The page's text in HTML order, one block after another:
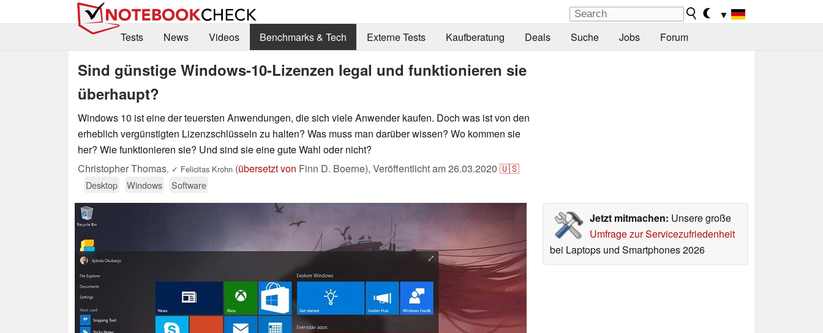
▼
Tests
News Videos Benchmarks & Tech Externe Tests Kaufberatung Deals Suche Jobs Forum
Sind günstige Windows-10-Lizenzen legal und funktionieren sie
überhaupt?
Windows 10 ist eine der teuersten Anwendungen, die sich viele Anwender kaufen. Doch was ist von den
erheblich vergünstigten Lizenzschlüsseln zu halten? Was muss man darüber wissen? Wo kommen sie
her? Wie funktionieren sie? Und sind sie eine gute Wahl oder nicht?
Christopher Thomas, ✓ Felicitas Krohn (übersetzt von Finn D. Boerne), Veröffentlicht am26.03.2020 🇺🇸
Desktop Windows Software
Jetzt mitmachen: Unsere große
Umfrage zur Servicezufriedenheit
bei Laptops und Smartphones 2026